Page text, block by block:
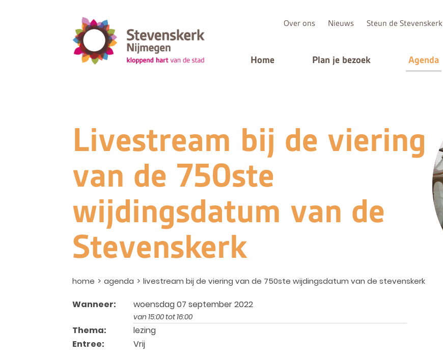
Over ons Nieuws Steun de Stevenskerk
Home Plan je bezoek Agenda
Livestream bij de viering
van de 750ste
wijdingsdatum van de
Stevenskerk
home agenda livestream bij de viering van de 750ste wijdingsdatum van de stevenskerk
Wanneer: woensdag 07 september 2022
van 15:00 tot 16:00
Thema:
lezing
Entree:
Vrij